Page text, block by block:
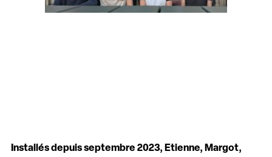
Installés depuis septembre 2023, Etienne, Margot,